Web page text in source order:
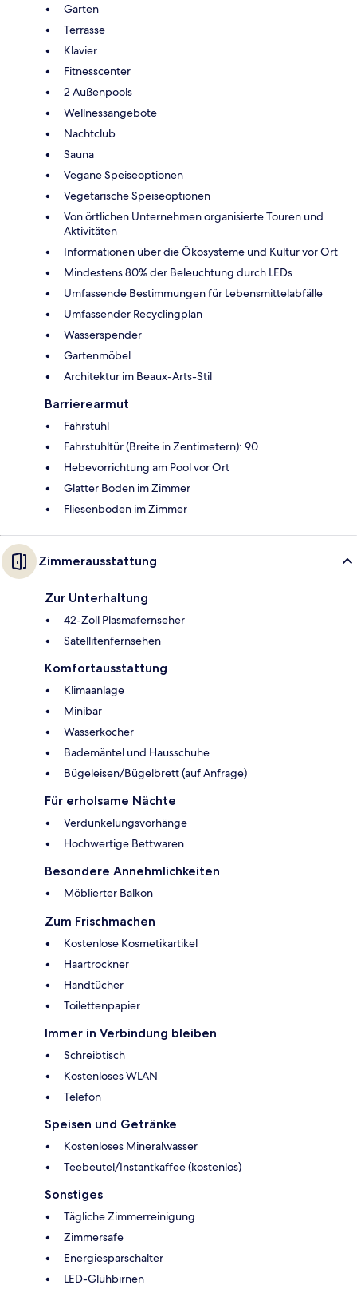
Garten
Terrasse
Klavier
Fitnesscenter
2 Außenpools
Wellnessangebote
Nachtclub
Sauna
Vegane Speiseoptionen
Vegetarische Speiseoptionen
Von örtlichen Unternehmen organisierte Touren und
Aktivitäten
Informationen über die Ökosysteme und Kultur vor Ort
Mindestens 80% der Beleuchtung durch LEDs
Umfassende Bestimmungen für Lebensmittelabfälle
Umfassender Recyclingplan
Wasserspender
Gartenmöbel
Architektur im Beaux-Arts-Stil
Barrierearmut
Fahrstuhl
Fahrstuhltür (Breite in Zentimetern): 90
Hebevorrichtung am Pool vor Ort
Glatter Boden im Zimmer
Fliesenboden im Zimmer
Zimmerausstattung
Zur Unterhaltung
42-Zoll Plasmafernseher
Satellitenfernsehen
Komfortausstattung
Klimaanlage
Minibar
Wasserkocher
Bademäntel und Hausschuhe
Bügeleisen/Bügelbrett (auf Anfrage)
Für erholsame Nächte
Verdunkelungsvorhänge
Hochwertige Bettwaren
Besondere Annehmlichkeiten
Möblierter Balkon
Zum Frischmachen
Kostenlose Kosmetikartikel
Haartrockner
Handtücher
Toilettenpapier
Immer in Verbindung bleiben
Schreibtisch
Kostenloses WLAN
Telefon
Speisen und Getränke
Kostenloses Mineralwasser
Teebeutel/Instantkaffee (kostenlos)
Sonstiges
Tägliche Zimmerreinigung
Zimmersafe
Energiesparschalter
LED-Glühbirnen